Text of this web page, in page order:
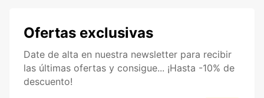
Ofertas exclusivas
Date de alta en nuestra newsletter para recibir
las últimas ofertas y consigue... ¡Hasta -10% de
descuento!